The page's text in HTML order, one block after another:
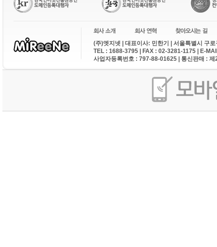
(주)엣지넷 | 대표이사: 민한기 | 서울특별시 구
TEL : 1688-3795 | FAX : 02-3281-1175 | E-
사업자등록번호 : 797-88-01625 | 통신판매 :